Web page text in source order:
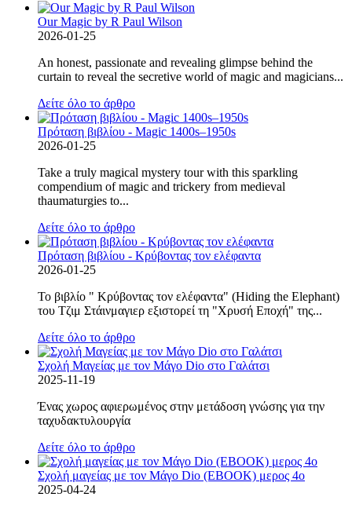
Our Magic by R Paul Wilson
2026-01-25
An honest, passionate and revealing glimpse behind the
curtain to reveal the secretive world of magic and magicians...
Δείτε όλο το άρθρο
Πρόταση βιβλίου - Magic 1400s–1950s
2026-01-25
Take a truly magical mystery tour with this sparkling
compendium of magic and trickery from medieval
thaumaturgies to...
Δείτε όλο το άρθρο
Πρόταση βιβλίου - Κρύβοντας τον ελέφαντα
2026-01-25
Το βιβλίο " Κρύβοντας τον ελέφαντα" (Hiding the Elephant)
του Τζιμ Στάινμαγιερ εξιστορεί τη "Χρυσή Εποχή" της...
Δείτε όλο το άρθρο
Σχολή Μαγείας με τον Μάγο Dio στο Γαλάτσι
2025-11-19
Ένας χωρος αφιερωμένος στην μετάδοση γνώσης για την
ταχυδακτυλουργία
Δείτε όλο το άρθρο
Σχολή μαγείας με τον Μάγο Dio (EBOOK) μερος 4ο
2025-04-24